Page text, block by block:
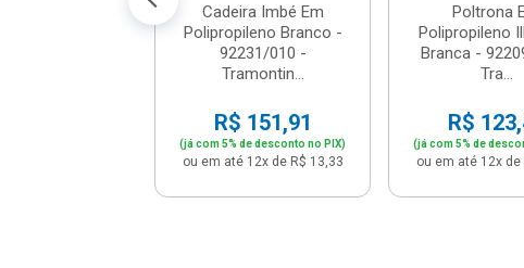
Cadeira Imbé Em
Polipropileno Branco -
92231/010 -
Tramontin...
R$ 151,91
(já com 5% de desconto no PIX)
ou em até 12x de R$ 13,33
Poltrona
Polipropileno
Branca -
Tra...
R$
(já com 5% de
ou em até 12x de